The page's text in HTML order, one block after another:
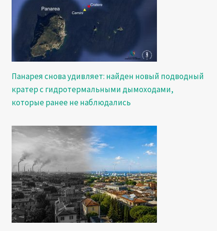
Панарея снова удивляет: найден новый подводный
кратер с гидротермальными дымоходами,
которые ранее не наблюдались